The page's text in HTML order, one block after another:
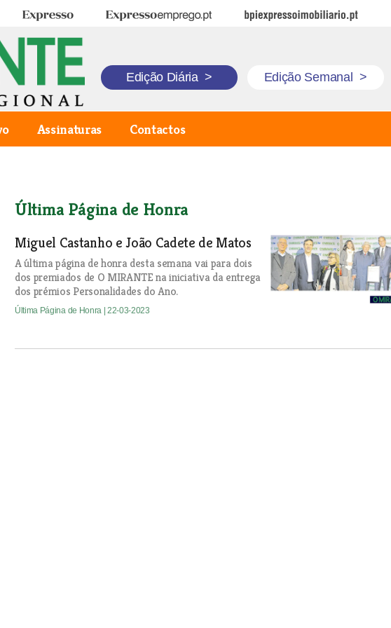
Expresso Expresso Emprego BPI Expresso Imobiliário
Edição Diária > Edição Semanal >
Assinaturas Contactos
Última Página de Honra
Miguel Castanho e João Cadete de Matos
A última página de honra desta semana vai para dois
dos premiados de O MIRANTE na iniciativa da entrega
dos prémios Personalidades do Ano.
Última Página de Honra | 22-03-2023